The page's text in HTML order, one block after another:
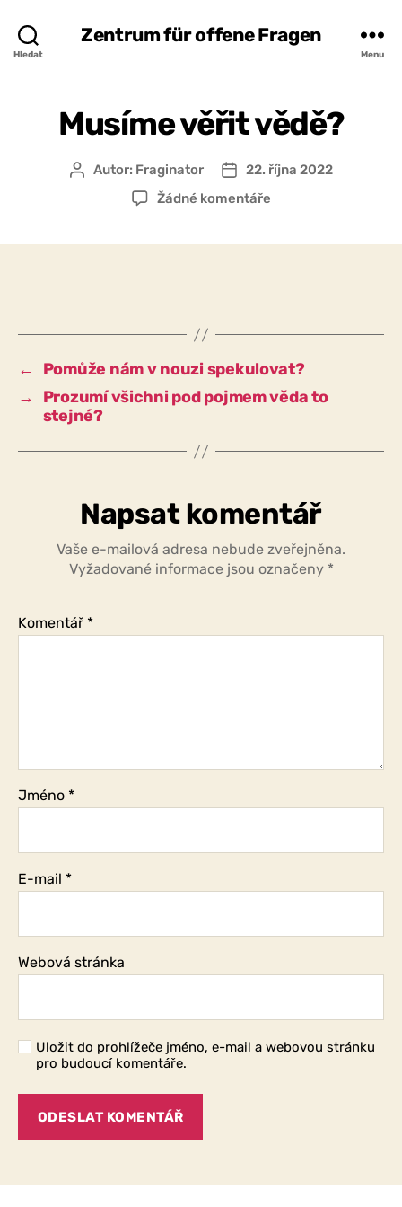
Hledat
Zentrum für offene Fragen
Menu
Musíme věřit vědě?
Autor
příspěvku
Autor: Fraginator
Datum
příspěvku
22. října 2022
Žádné komentářeu
←
Pomůže nám v nouzi spekulovat?
→
Prozumí všichni pod pojmem věda to
stejné?
Napsat komentář
Vaše e-mailová adresa nebude zveřejněna.
Vyžadované informace jsou označeny *
Komentář *
Jméno *
E-mail *
Webová stránka
Uložit do prohlížeče jméno, e-mail a webovou stránku
pro budoucí komentáře.